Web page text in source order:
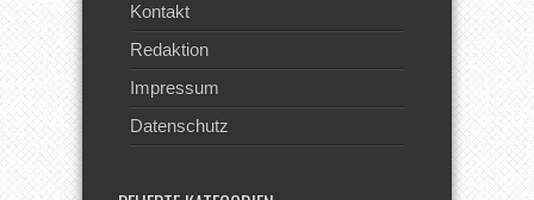
Kontakt
Redaktion
Impressum
Datenschutz